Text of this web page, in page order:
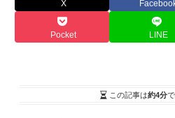
X
Pocket LINE
この記事は約4分